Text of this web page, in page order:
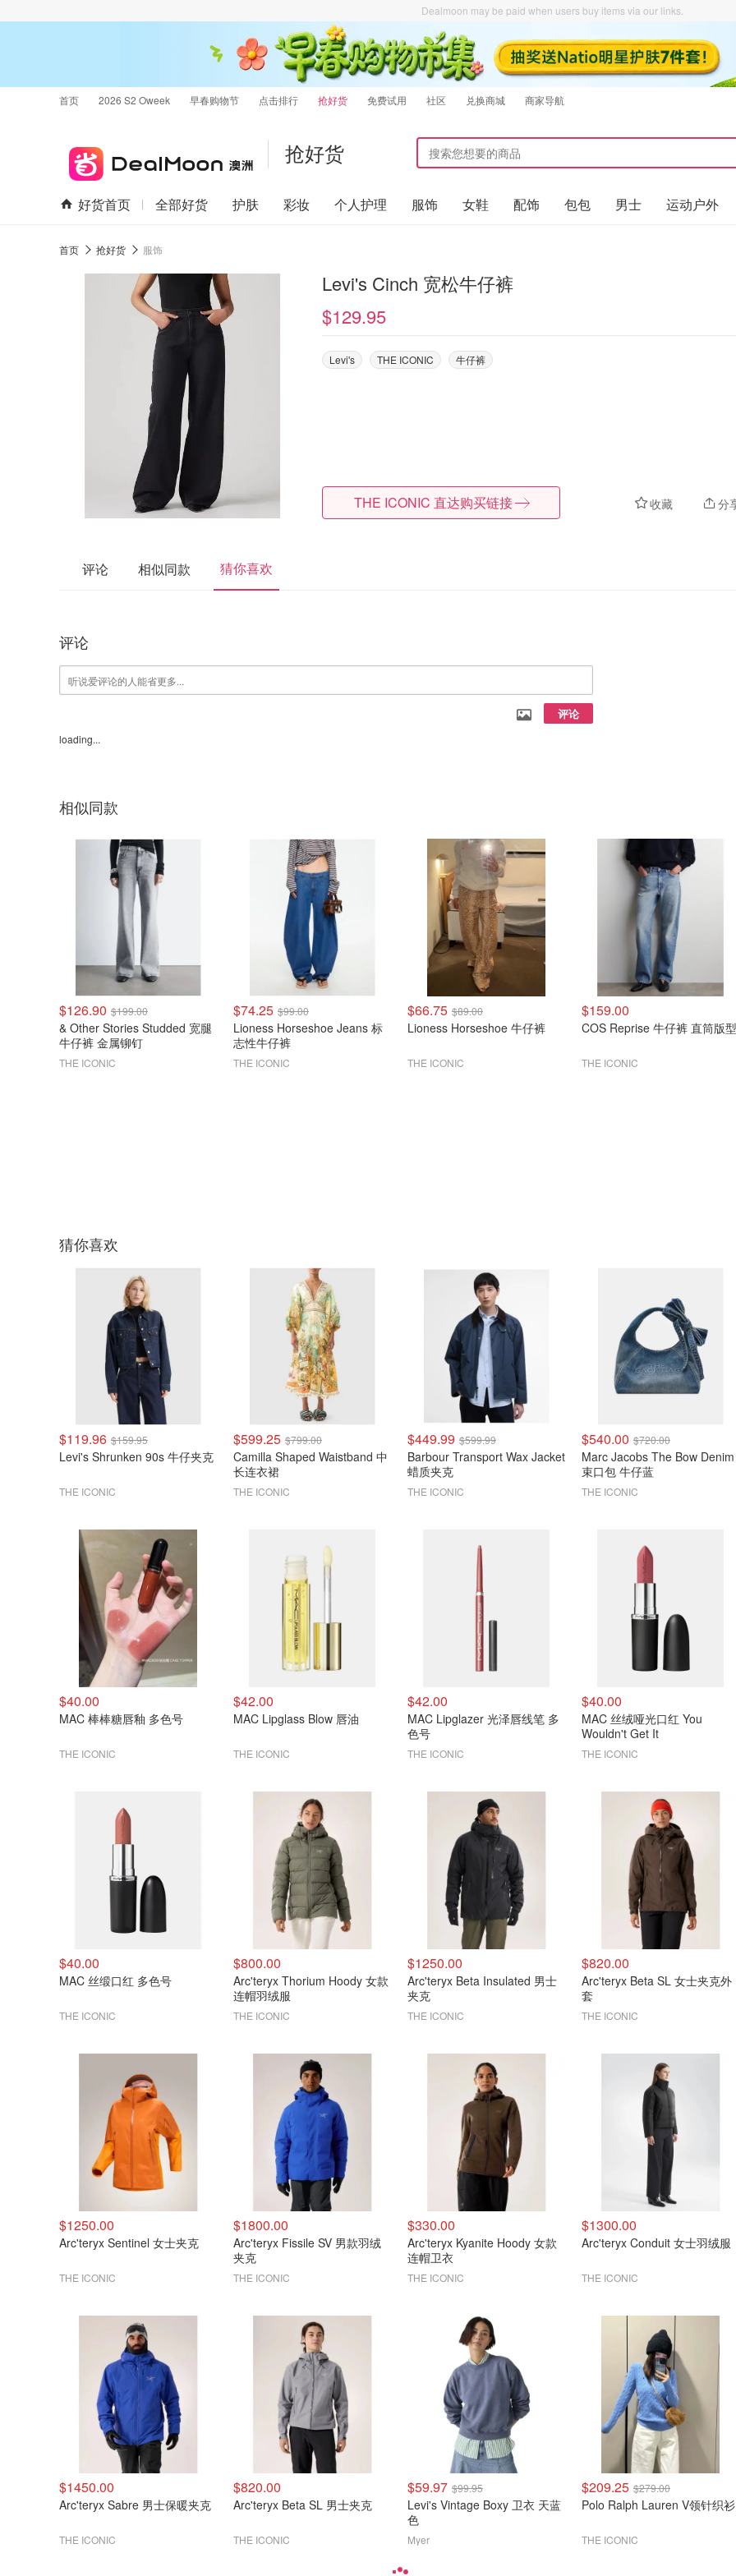
Dealmoon may be paid when users buy items via our links.
首页 2026 S2 Oweek 早春购物节 点击排行 抢好货 免费试用 社区 兑换商城 商家导航
抢好货
好货首页 全部好货 护肤 彩妆 个人护理 服饰 女鞋 配饰 包包 男士 运动户外
首页 抢好货 服饰
Levi's Cinch 宽松牛仔裤
$129.95
Levi's THE ICONIC 牛仔裤
收藏 分
THE ICONIC 直达购买链接
评论 相似同款 猜你喜欢
评论
评论
loading...
相似同款
$126.90 $199.00
& Other Stories Studded 宽腿
牛仔裤 金属铆钉
THE ICONIC
$74.25 $99.00
Lioness Horseshoe Jeans 标
志性牛仔裤
THE ICONIC
$66.75 $89.00
Lioness Horseshoe 牛仔裤
THE ICONIC
$159.00
COS Reprise 牛仔裤 直筒版型
THE ICONIC
猜你喜欢
$119.96 $159.95
Levi's Shrunken 90s 牛仔夹克
THE ICONIC
$599.25 $799.00
Camilla Shaped Waistband 中
长连衣裙
THE ICONIC
$449.99 $599.99
Barbour Transport Wax Jacket
蜡质夹克
THE ICONIC
$540.00 $720.00
Marc Jacobs The Bow Denim
束口包 牛仔蓝
THE ICONIC
$40.00
MAC 棒棒糖唇釉 多色号
THE ICONIC
$42.00
MAC Lipglass Blow 唇油
THE ICONIC
$42.00
MAC Lipglazer 光泽唇线笔 多
色号
THE ICONIC
$40.00
MAC 丝绒哑光口红 You
Wouldn't Get It
THE ICONIC
$40.00
MAC 丝缎口红 多色号
THE ICONIC
$800.00
Arc'teryx Thorium Hoody 女款
连帽羽绒服
THE ICONIC
$1250.00
Arc'teryx Beta Insulated 男士
夹克
THE ICONIC
$820.00
Arc'teryx Beta SL 女士夹克外
套
THE ICONIC
$1250.00
Arc'teryx Sentinel 女士夹克
THE ICONIC
$1800.00
Arc'teryx Fissile SV 男款羽绒
夹克
THE ICONIC
$330.00
Arc'teryx Kyanite Hoody 女款
连帽卫衣
THE ICONIC
$1300.00
Arc'teryx Conduit 女士羽绒服
THE ICONIC
$1450.00
Arc'teryx Sabre 男士保暖夹克
THE ICONIC
$820.00
Arc'teryx Beta SL 男士夹克
THE ICONIC
$59.97 $99.95
Levi's Vintage Boxy 卫衣 天蓝
色
Myer
$209.25 $279.00
Polo Ralph Lauren V领针织衫
THE ICONIC